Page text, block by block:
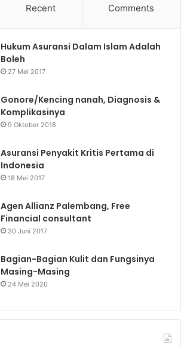
Recent Comments
Hukum Asuransi Dalam Islam Adalah
Boleh
27 Mei 2017
Gonore/Kencing nanah, Diagnosis &
Komplikasinya
9 Oktober 2018
Asuransi Penyakit Kritis Pertama di
Indonesia
18 Mei 2017
Agen Allianz Palembang, Free
Financial consultant
30 Juni 2017
Bagian-Bagian Kulit dan Fungsinya
Masing-Masing
24 Mei 2020